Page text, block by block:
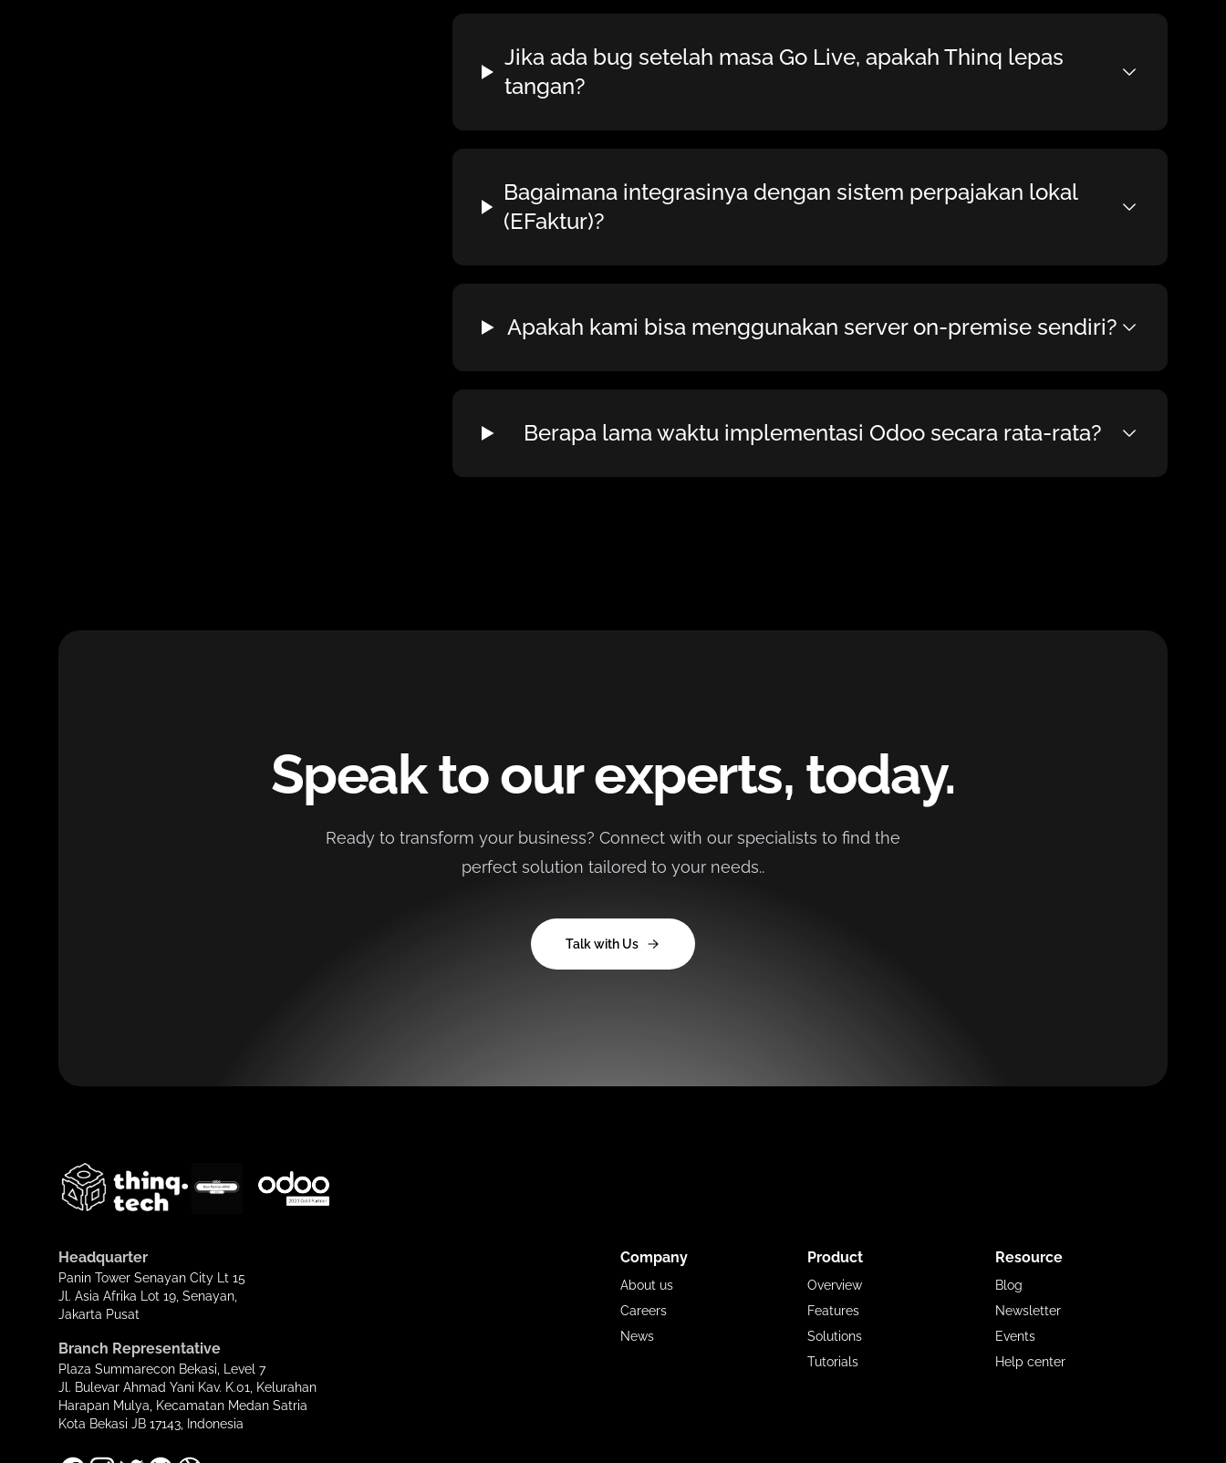
Jika ada bug setelah masa Go Live, apakah Thinq lepas
tangan?
Bagaimana integrasinya dengan sistem perpajakan lokal
(EFaktur)?
Apakah kami bisa menggunakan server on-premise sendiri?
Berapa lama waktu implementasi Odoo secara rata-rata?
Speak to our experts, today.
Ready to transform your business? Connect with our specialists to find the
perfect solution tailored to your needs..
Talk with Us
Headquarter
Panin Tower Senayan City Lt 15
Jl. Asia Afrika Lot 19, Senayan,
Jakarta Pusat
Branch Representative
Plaza Summarecon Bekasi, Level 7
Jl. Bulevar Ahmad Yani Kav. K.01, Kelurahan
Harapan Mulya, Kecamatan Medan Satria
Kota Bekasi JB 17143, Indonesia
Company
About us
Careers
News
Product
Overview
Features
Solutions
Tutorials
Resource
Blog
Newsletter
Events
Help center